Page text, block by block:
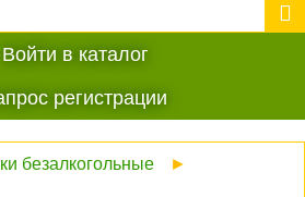
Войти в каталог
регистрации
безалкогольные ►